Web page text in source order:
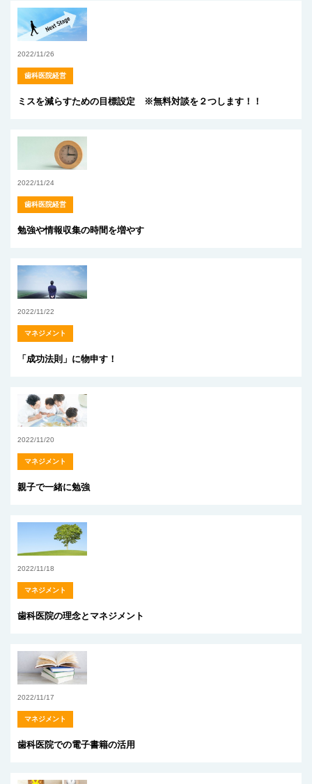
2022/11/26
歯科医院経営
ミスを減らすための目標設定 ※無料対談を２つします！！
2022/11/24
歯科医院経営
勉強や情報収集の時間を増やす
2022/11/22
マネジメント
「成功法則」に物申す！
2022/11/20
マネジメント
親子で一緒に勉強
2022/11/18
マネジメント
歯科医院の理念とマネジメント
2022/11/17
マネジメント
歯科医院での電子書籍の活用